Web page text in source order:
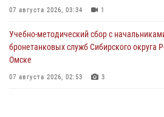
07 августа 2026, 03:34 1
Учебно-методический сбор с
бронетанковых служб Сибирского округа
Омске
07 августа 2026, 02:53 3